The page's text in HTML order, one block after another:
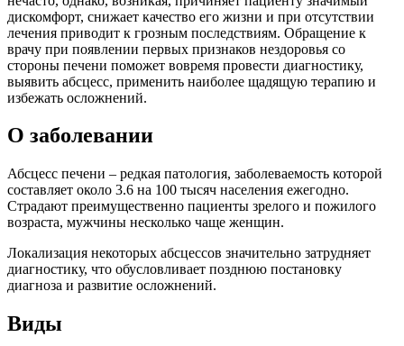
дискомфорт, снижает качество его жизни и при отсутствии
лечения приводит к грозным последствиям. Обращение к
врачу при появлении первых признаков нездоровья со
стороны печени поможет вовремя провести диагностику,
выявить абсцесс, применить наиболее щадящую терапию и
избежать осложнений.
О заболевании
Абсцесс печени – редкая патология, заболеваемость которой
составляет около 3.6 на 100 тысяч населения ежегодно.
Страдают преимущественно пациенты зрелого и пожилого
возраста, мужчины несколько чаще женщин.
Локализация некоторых абсцессов значительно затрудняет
диагностику, что обусловливает позднюю постановку
диагноза и развитие осложнений.
Виды